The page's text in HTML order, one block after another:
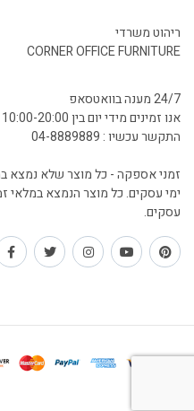
ריהוט משרדי
CORNER OFFICE FURNITURE
24/7 מענה בוואטסאפ
אנו זמינים מידי יום בין 10:00-20:00 מלבד שישי
התקשר עכשיו : 04-8889889
עסקים.